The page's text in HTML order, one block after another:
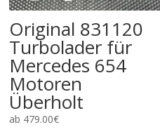
Original 831120
Turbolader für
Mercedes 654
Motoren
Überholt
ab 479.00€